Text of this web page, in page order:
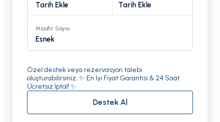
Tarih Ekle Tarih Ekle
Misafir Sayısı
Esnek
Özel destek veya rezervasyon talebi
oluşturabilirsiniz. ✨ En İyi Fiyat Garantisi & 24 Saat
Ücretsiz İptal! ✨
Destek Al